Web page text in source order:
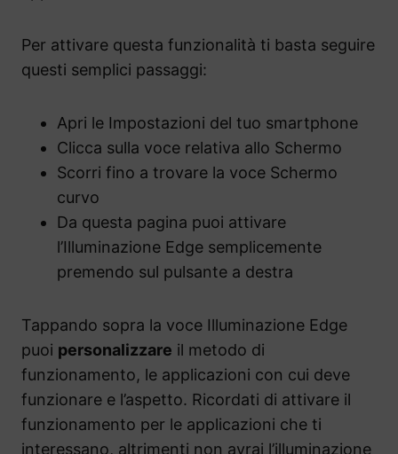
Per attivare questa funzionalità ti basta seguire
questi semplici passaggi:
Apri le Impostazioni del tuo smartphone
Clicca sulla voce relativa allo Schermo
Scorri fino a trovare la voce Schermo
curvo
Da questa pagina puoi attivare
l’Illuminazione Edge semplicemente
premendo sul pulsante a destra
Tappando sopra la voce Illuminazione Edge
puoi personalizzare il metodo di
funzionamento, le applicazioni con cui deve
funzionare e l’aspetto. Ricordati di attivare il
funzionamento per le applicazioni che ti
interessano, altrimenti non avrai l’illuminazione